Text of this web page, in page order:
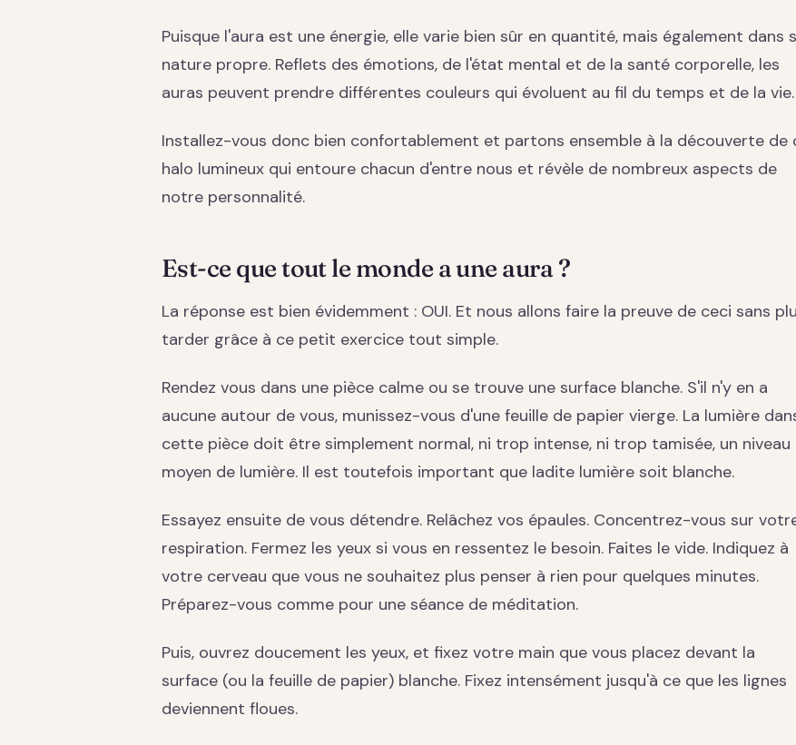
Puisque l'aura est une énergie, elle varie bien sûr en quantité, mais également dans
nature propre. Reflets des émotions, de l'état mental et de la santé corporelle, les
auras peuvent prendre différentes couleurs qui évoluent au fil du temps et de la vie.
Installez-vous donc bien confortablement et partons ensemble à la découverte de
halo lumineux qui entoure chacun d'entre nous et révèle de nombreux aspects de
notre personnalité.
Est-ce que tout le monde a une aura ?
La réponse est bien évidemment : OUI. Et nous allons faire la preuve de ceci sans
tarder grâce à ce petit exercice tout simple.
Rendez vous dans une pièce calme ou se trouve une surface blanche. S'il n'y en a
aucune autour de vous, munissez-vous d'une feuille de papier vierge. La lumière
cette pièce doit être simplement normal, ni trop intense, ni trop tamisée, un niveau
moyen de lumière. Il est toutefois important que ladite lumière soit blanche.
Essayez ensuite de vous détendre. Relâchez vos épaules. Concentrez-vous sur
respiration. Fermez les yeux si vous en ressentez le besoin. Faites le vide. Indiquez à
votre cerveau que vous ne souhaitez plus penser à rien pour quelques minutes.
Préparez-vous comme pour une séance de méditation.
Puis, ouvrez doucement les yeux, et fixez votre main que vous placez devant la
surface (ou la feuille de papier) blanche. Fixez intensément jusqu'à ce que les lignes
deviennent floues.